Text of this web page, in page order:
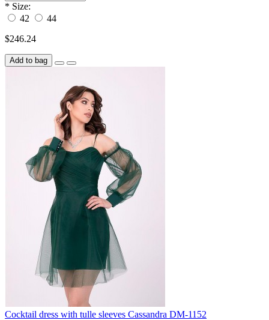
* Size:
42
44
$246.24
Add to bag
Cocktail dress with tulle sleeves Cassandra DM-1152